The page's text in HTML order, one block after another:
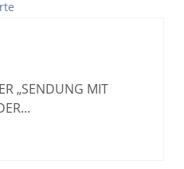
„SENDUNG MIT